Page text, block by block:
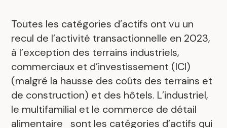
Toutes les catégories d’actifs ont vu un
recul de l’activité transactionnelle en 2023,
à l’exception des terrains industriels,
commerciaux et d’investissement (ICI)
(malgré la hausse des coûts des terrains et
de construction) et des hôtels. L’industriel,
le multifamilial et le commerce de détail
alimentaire sont les catégories d’actifs qui